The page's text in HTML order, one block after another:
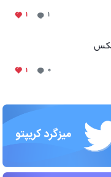
۱ ۱
۰ ۱